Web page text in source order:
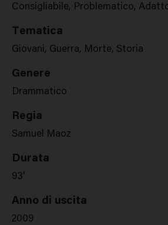
Consigliabile, Problematico,
Tematica
Giovani, Guerra, Morte, Storia
Genere
Drammatico
Regia
Samuel Maoz
Durata
93'
Anno di uscita
2009